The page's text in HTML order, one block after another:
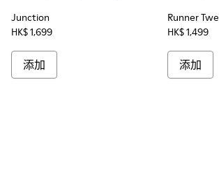
Junction
HK$ 1,699
添加
Runner
HK$ 1,499
添加